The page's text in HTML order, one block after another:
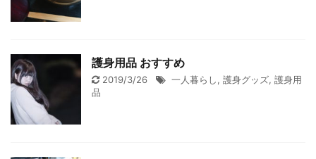
護身用品 おすすめ
2019/3/26 一人暮らし, 護身グッズ, 護身用
品